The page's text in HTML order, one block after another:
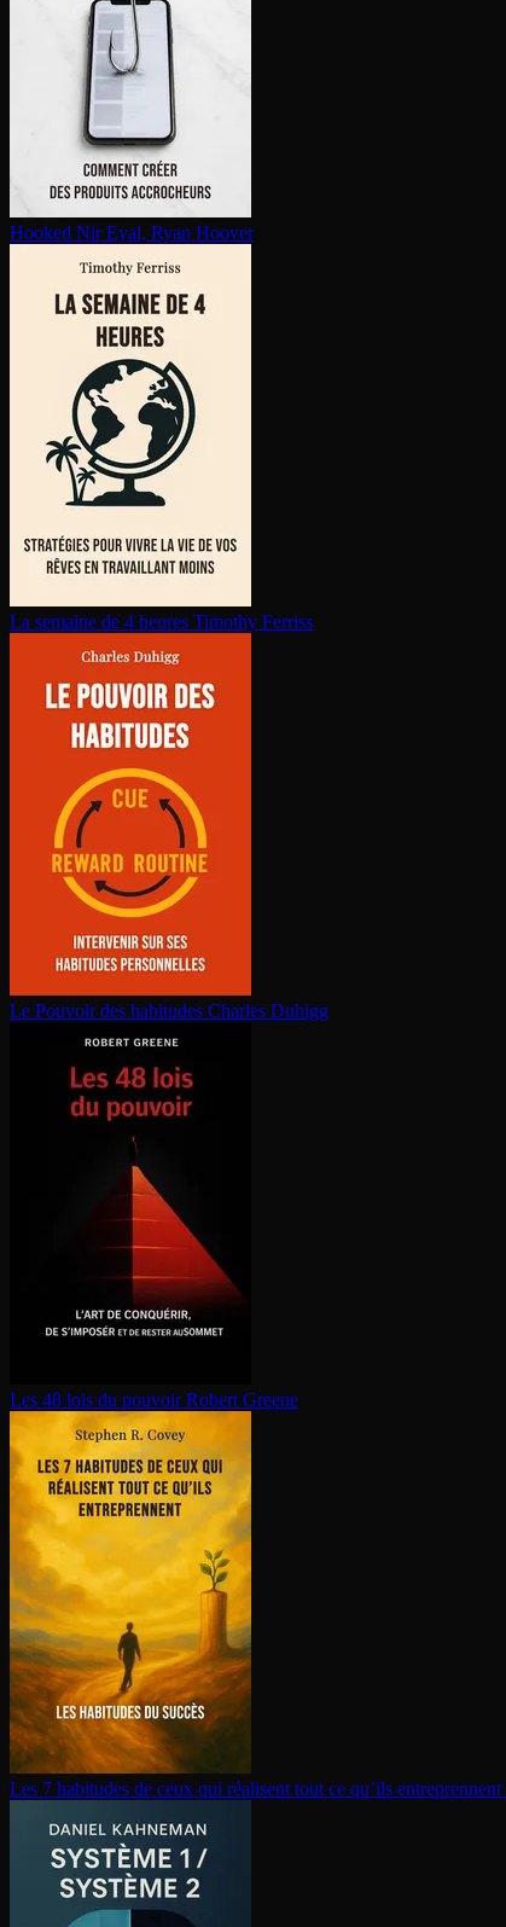
Hooked Nir Eyal, Ryan Hoover
La semaine de 4 heures Timothy Ferriss
Le Pouvoir des habitudes Charles Duhigg
Les 48 lois du pouvoir Robert Greene
Les 7 habitudes de ceux qui réalisent tout ce qu’ils en­tre­prennent